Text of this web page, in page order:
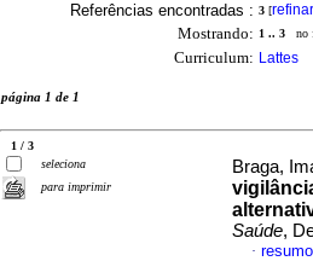
Referências encontradas : 3 [refinar
Mostrando: 1 .. 3 no
Curriculum: Lattes
página 1 de 1
1 / 3
seleciona
para imprimir
Braga,
Saúde,
·